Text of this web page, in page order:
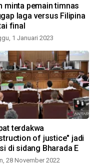
minta pemain timnas
laga versus Filipina
final
1 Januari 2023
terdakwa
of justice" jadi
di sidang Bharada E
28 November 2022